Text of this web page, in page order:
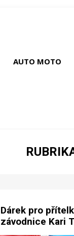
AUTO MOTO
Dárek pro
závodnice Kari